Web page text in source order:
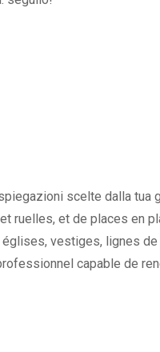
scelte dalla
ruelles, et de places en
vestiges, lignes
capable de